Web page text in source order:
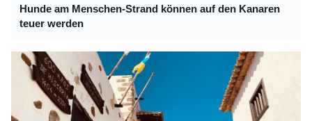
Hunde am Menschen-Strand können auf den Kanaren
teuer werden